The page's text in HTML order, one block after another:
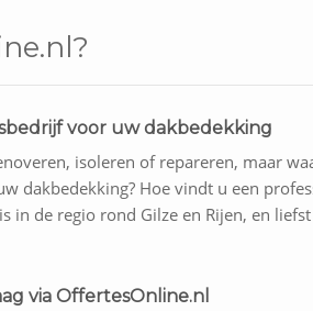
voor uw dakbedekking
isoleren of repareren, maar
dakbedekking? Hoe vindt u een
in de regio rond Gilze en Rijen, en
via OffertesOnline.nl